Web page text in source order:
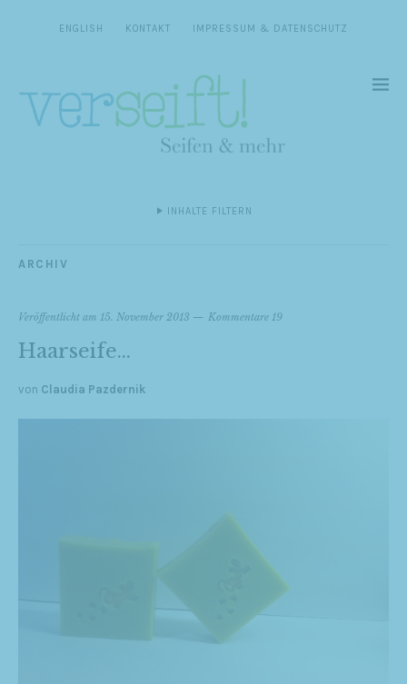
ENGLISH KONTAKT IMPRESSUM & DATENSCHUTZ
INHALTE FILTERN
ARCHIV
Veröffentlicht am 15. November 2013 Kommentare 19
Haarseife…
von Claudia Pazdernik